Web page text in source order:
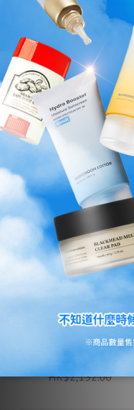
Mira 推薦[微融激活&
DEEP
全新升級 深層膠原彈力重
套裝
HK$2,132.00